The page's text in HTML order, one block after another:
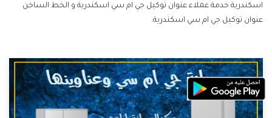
اسكندرية خدمة عملاء عنوان توكيل جي ام سي اسكندرية و الخط الساخن
عنوان توكيل جي ام سي اسكندرية.